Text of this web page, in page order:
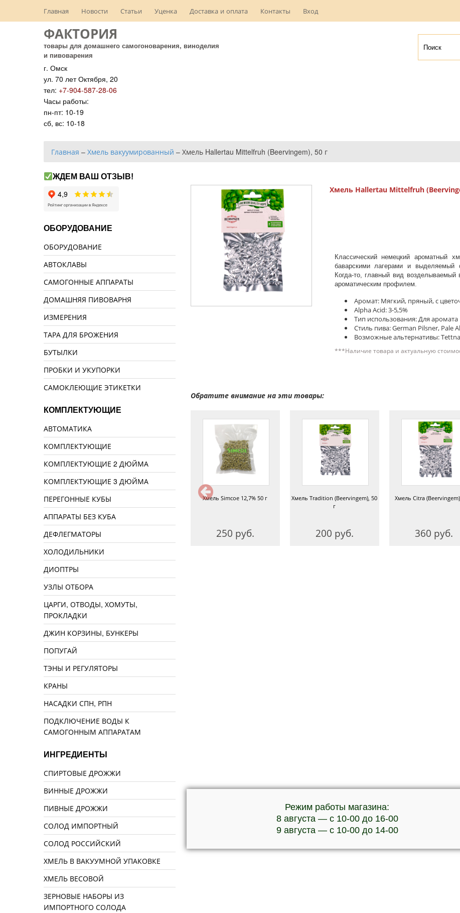
Главная Новости Статьи Уценка Доставка и оплата Контакты Вход
ФАКТОРИЯ
товары для домашнего самогоноварения, виноделия
и пивоварения
г. Омск
ул. 70 лет Октября, 20
тел: +7-904-587-28-06
Часы работы:
пн-пт: 10-19
сб, вс: 10-18
Главная – Хмель вакуумированный – Хмель Hallertau Mittelfruh (Beervingem), 50 г
Хмель Hallertau Mittelfruh
Классический немецкий ароматный
баварскими лагерами и выделяемый
Когда-то, главный вид
ароматическим профилем.
Аромат: Мягкий, пряный, с
Alpha Acid: 3-5,5%
Тип использования: Для аромата
Стиль пива: German Pilsner, Pale
Возможные альтернативы:
***Наличие товара и актуальную
Обратите внимание на эти товары:
Хмель Talus 9%, 50 г
270 руб.
Хмель Melon 7,1% 50 г Хмель Simcoe 12,7% 50 г
250 руб.
Хмель Tradition (Beervingem), 50
г
200 руб.
Хмель Citra
360 руб.
ЖДЕМ ВАШ ОТЗЫВ!
ОБОРУДОВАНИЕ
ОБОРУДОВАНИЕ
АВТОКЛАВЫ
САМОГОННЫЕ АППАРАТЫ
ДОМАШНЯЯ ПИВОВАРНЯ
ИЗМЕРЕНИЯ
ТАРА ДЛЯ БРОЖЕНИЯ
БУТЫЛКИ
ПРОБКИ И УКУПОРКИ
САМОКЛЕЮЩИЕ ЭТИКЕТКИ
КОМПЛЕКТУЮЩИЕ
АВТОМАТИКА
КОМПЛЕКТУЮЩИЕ
КОМПЛЕКТУЮЩИЕ 2 ДЮЙМА
КОМПЛЕКТУЮЩИЕ 3 ДЮЙМА
ПЕРЕГОННЫЕ КУБЫ
АППАРАТЫ БЕЗ КУБА
ДЕФЛЕГМАТОРЫ
ХОЛОДИЛЬНИКИ
ДИОПТРЫ
УЗЛЫ ОТБОРА
ЦАРГИ, ОТВОДЫ, ХОМУТЫ,
ПРОКЛАДКИ
ДЖИН КОРЗИНЫ, БУНКЕРЫ
ПОПУГАЙ
ТЭНЫ И РЕГУЛЯТОРЫ
КРАНЫ
НАСАДКИ СПН, РПН
ПОДКЛЮЧЕНИЕ ВОДЫ К
САМОГОННЫМ АППАРАТАМ
ИНГРЕДИЕНТЫ
СПИРТОВЫЕ ДРОЖЖИ
ВИННЫЕ ДРОЖЖИ
ПИВНЫЕ ДРОЖЖИ
СОЛОД ИМПОРТНЫЙ
СОЛОД РОССИЙСКИЙ
ХМЕЛЬ В ВАКУУМНОЙ УПАКОВКЕ
ХМЕЛЬ ВЕСОВОЙ
ЗЕРНОВЫЕ НАБОРЫ ИЗ
ИМПОРТНОГО СОЛОДА
Режим работы магазина:
8 августа — с 10-00 до 16-00
9 августа — с 10-00 до 14-00